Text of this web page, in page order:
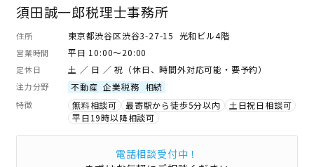
須田誠一郎税理士事務所
住所 東京都渋谷区渋谷3-27-15 光和ビル4階
営業時間 平日 10:00～20:00
定休日 土 ／ 日 ／ 祝（休日、時間外対応可能・要予約）
注力分野 不動産 企業税務 相続
特徴 無料相談可 最寄駅から徒歩5分以内
土日祝日相談可
平日19時以降相談可
電話相談受付中！